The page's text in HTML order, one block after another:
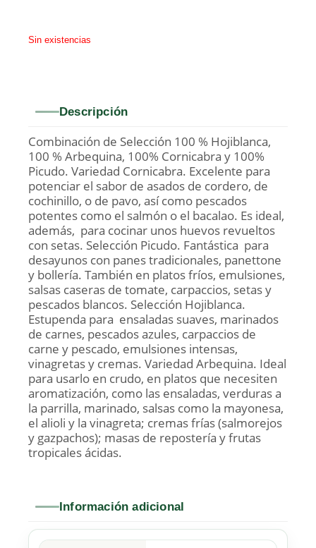
Sin existencias
Descripción
Combinación de Selección 100 % Hojiblanca,
100 % Arbequina, 100% Cornicabra y 100%
Picudo. Variedad Cornicabra. Excelente para
potenciar el sabor de asados de cordero, de
cochinillo, o de pavo, así como pescados
potentes como el salmón o el bacalao. Es ideal,
además, para cocinar unos huevos revueltos
con setas. Selección Picudo. Fantástica para
desayunos con panes tradicionales, panettone
y bollería. También en platos fríos, emulsiones,
salsas caseras de tomate, carpaccios, setas y
pescados blancos. Selección Hojiblanca.
Estupenda para ensaladas suaves, marinados
de carnes, pescados azules, carpaccios de
carne y pescado, emulsiones intensas,
vinagretas y cremas. Variedad Arbequina. Ideal
para usarlo en crudo, en platos que necesiten
aromatización, como las ensaladas, verduras a
la parrilla, marinado, salsas como la mayonesa,
el alioli y la vinagreta; cremas frías (salmorejos
y gazpachos); masas de repostería y frutas
tropicales ácidas.
Información adicional